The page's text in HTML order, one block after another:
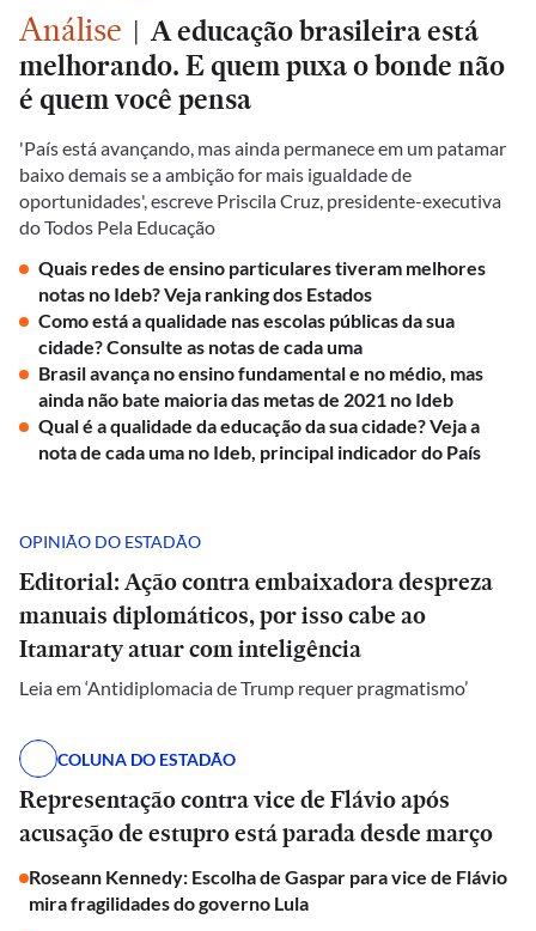
Análise | A educação brasileira está
melhorando. E quem puxa o bonde não
é quem você pensa
'País está avançando, mas ainda permanece em um patamar
baixo demais se a ambição for mais igualdade de
oportunidades', escreve Priscila Cruz, presidente-executiva
do Todos Pela Educação
Quais redes de ensino particulares tiveram melhores
notas no Ideb? Veja ranking dos Estados
Como está a qualidade nas escolas públicas da sua
cidade? Consulte as notas de cada uma
Brasil avança no ensino fundamental e no médio, mas
ainda não bate maioria das metas de 2021 no Ideb
Qual é a qualidade da educação da sua cidade? Veja a
nota de cada uma no Ideb, principal indicador do País
OPINIÃO DO ESTADÃO
Editorial: Ação contra embaixadora despreza
manuais diplomáticos, por isso cabe ao
Itamaraty atuar com inteligência
Leia em ‘Antidiplomacia de Trump requer pragmatismo’
COLUNA DO ESTADÃO
Representação contra vice de Flávio após
acusação de estupro está parada desde março
Roseann Kennedy: Escolha de Gaspar para vice de Flávio
mira fragilidades do governo Lula